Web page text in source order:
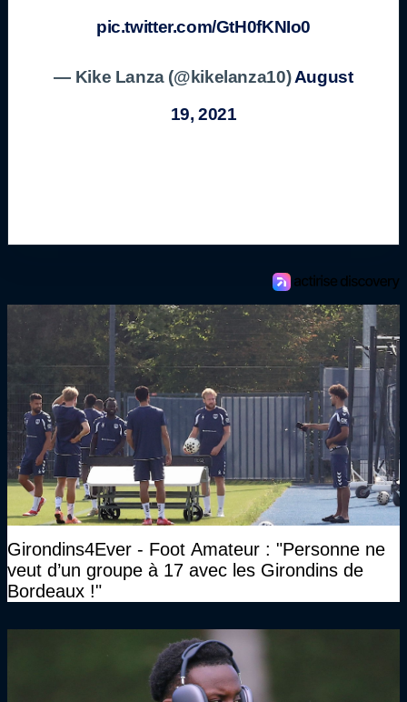
pic.twitter.com/GtH0fKNIo0
— Kike Lanza (@kikelanza10)August
19, 2021
Girondins4Ever - Foot Amateur : "Personne ne
veut d’un groupe à 17 avec les Girondins de
Bordeaux !"